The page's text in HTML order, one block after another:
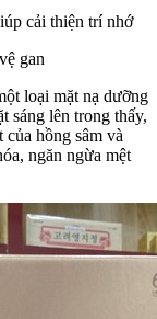
cải thiện trí nhớ
gan
loại mặt nạ dưỡng
sáng lên trong thấy,
của hồng sâm và
ngăn ngừa mệt